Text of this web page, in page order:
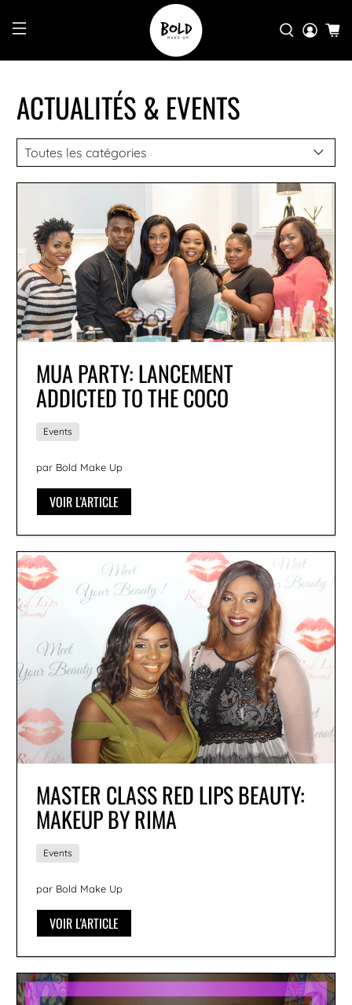
ACTUALITÉS & EVENTS
MUA PARTY: LANCEMENT
ADDICTED TO THE COCO
Events
par Bold Make Up
VOIR L'ARTICLE
MASTER CLASS RED LIPS BEAUTY:
MAKEUP BY RIMA
Events
par Bold Make Up
VOIR L'ARTICLE